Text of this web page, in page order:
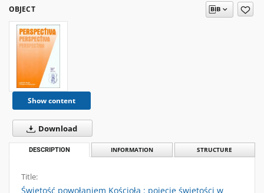
OBJECT
Show content
Download
DESCRIPTION INFORMATION STRUCTURE
Title:
Świętość powołaniem Kościoła : pojęcie świętości w